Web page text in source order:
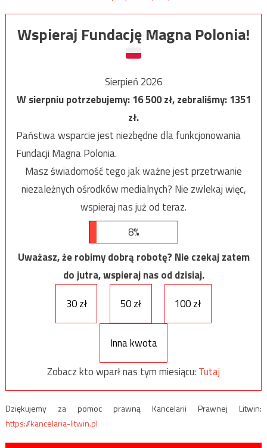
Wspieraj Fundację Magna Polonia!
Sierpień 2026
W sierpniu potrzebujemy:16 500zł, zebraliśmy:1351
zł.
Państwa wsparcie jest niezbędne dla funkcjonowania
Fundacji Magna Polonia.
Masz świadomość tego jak ważne jest przetrwanie
niezależnych ośrodków medialnych? Nie zwlekaj więc,
wspieraj nas już od teraz.
8%
Uważasz, że robimy dobrą robotę? Nie czekaj zatem
do jutra, wspieraj nas od dzisiaj.
30 zł
50 zł 100 zł
Inna kwota
Zobacz kto wparł nas tym miesiącu: Tutaj
Dziękujemy za pomoc prawną Kancelarii Prawnej Litwin:
https://kancelaria-litwin.pl